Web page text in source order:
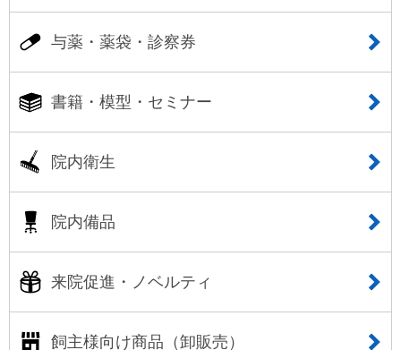
与薬・薬袋・診察券
書籍・模型・セミナー
院内衛生
院内備品
来院促進・ノベルティ
飼主様向け商品（卸販売）